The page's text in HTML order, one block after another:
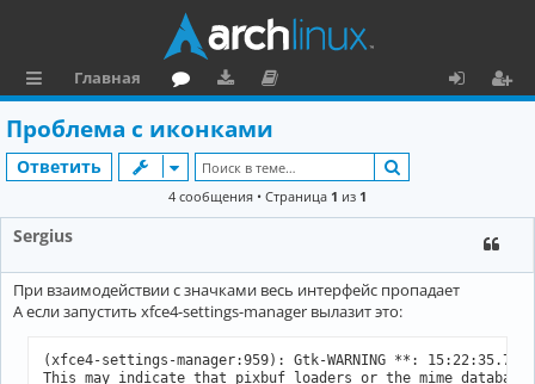
ы
л
к
Главная
ру
м
ру
зк
и
ку
м
е
та
и
р
я
Проблема с иконками
Ответить
4 сообщения • Страница 1 из 1
Sergius
При взаимодействии с значками весь интерфейс пропадает
А если запустить xfce4-settings-manager вылазит это:
(xfce4-settings-manager:959): Gtk-WARNING **:
This may indicate that pixbuf loaders or the mime